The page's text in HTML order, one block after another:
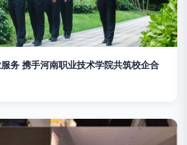
务 携手河南职业技术学院共筑校企合